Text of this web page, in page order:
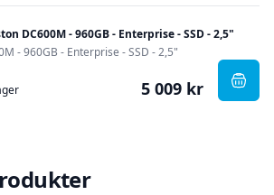
DC600M - 960GB - Enterprise - SSD - 2,5"
- 960GB - Enterprise - SSD - 2,5"
5 009 kr ,